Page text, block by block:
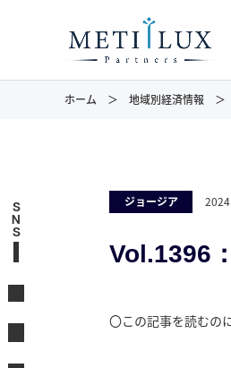
ホーム 地域別経済情報
ジョージア
Vol.1396
〇この記事を読むの
S
N
S